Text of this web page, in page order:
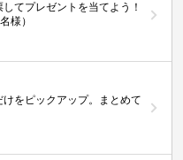
てプレゼントを当てよう！
様）
をピックアップ。まとめて